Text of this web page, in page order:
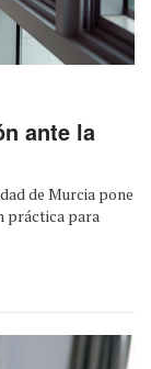
ante la
de Murcia pone
práctica para